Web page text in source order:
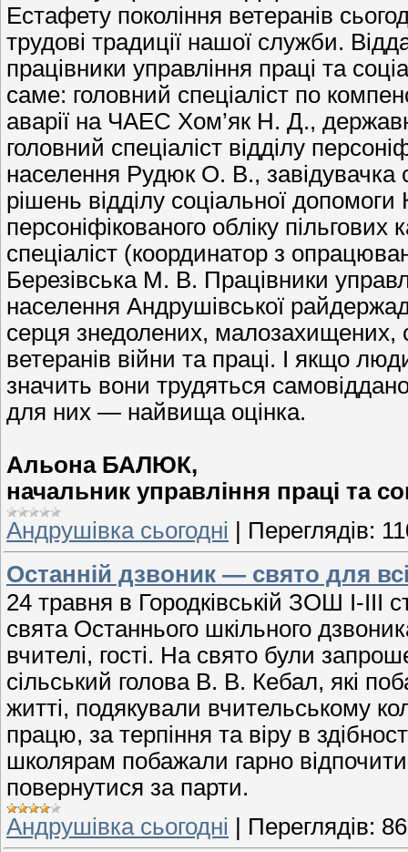
Естафету покоління ветеранів
трудові традиції нашої служби.
працівники управління праці та
саме: головний спеціаліст по
аварії на ЧАЕС Хом’як Н. Д.,
головний спеціаліст відділу
населення Рудюк О. В.,
рішень відділу соціальної допомоги
персоніфікованого обліку
спеціаліст (координатор з
Березівська М. В. Працівники
населення Андрушівської
серця знедолених, малозахищених,
ветеранів війни та праці. І якщо
значить вони трудяться
для них — найвища оцінка.
Альона БАЛЮК,
начальник управління праці та
Андрушівка сьогодні
Переглядів:
Останній дзвоник — свято для
24 травня в Городківській ЗОШ І-ІІІ
свята Останнього шкільного
вчителі, гості. На свято були
сільський голова В. В. Кебал, які
житті, подякували вчительському
працю, за терпіння та віру в
школярам побажали гарно
повернутися за парти.
Андрушівка сьогодні | Переглядів: